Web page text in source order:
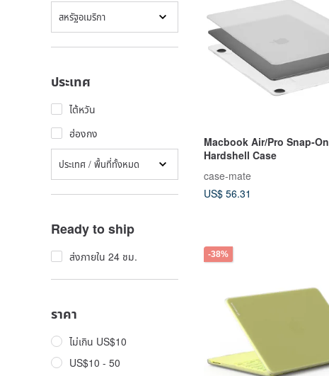
สหรัฐอเมริกา
ประเทศ
ไต้หวัน
ฮ่องกง
ประเทศ / พื้นที่ทั้งหมด
Ready to ship
ส่งภายใน 24 ชม.
ราคา
ไม่เกิน US$10
US$10 - 50
Macbook Air/Pro Snap-On
Hardshell Case
case-mate
US$ 56.31
-38%